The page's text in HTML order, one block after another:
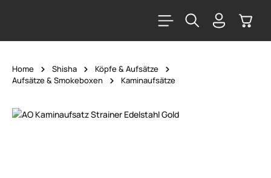
Home Shisha
Köpfe & Aufsätze
Aufsätze & Smokeboxen
Kaminaufsätze
Bildergalerie überspringen